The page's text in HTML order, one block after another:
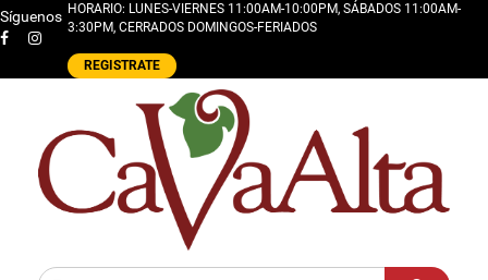
Síguenos HORARIO: LUNES-VIERNES 11:00AM-10:00PM, SÁBADOS 11:00AM-
3:30PM, CERRADOS DOMINGOS-FERIADOS
REGISTRATE